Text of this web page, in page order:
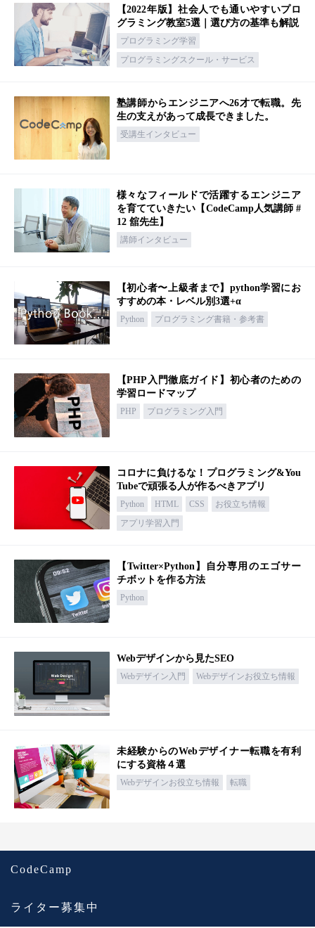
【2022年版】社会人でも通いやすいプロ
グラミング教室5選｜選び方の基準も解説
プログラミング学習
プログラミングスクール・サービス
塾講師からエンジニアへ26才で転職。先
生の支えがあって成長できました。
受講生インタビュー
様々なフィールドで活躍するエンジニア
を育てていきたい【CodeCamp人気講師 #
12 舘先生】
講師インタビュー
【初心者〜上級者まで】python学習にお
すすめの本・レベル別3選+α
Python プログラミング書籍・参考書
【PHP入門徹底ガイド】初心者のための
学習ロードマップ
PHP プログラミング入門
コロナに負けるな！プログラミング&You
Tubeで頑張る人が作るべきアプリ
Python HTML CSS
お役立ち情報
アプリ学習入門
【Twitter×Python】自分専用のエゴサー
チボットを作る方法
Python
Webデザインから見たSEO
Webデザイン入門 Webデザインお役立ち情報
未経験からのWebデザイナー転職を有利
にする資格４選
Webデザインお役立ち情報 転職
CodeCamp
ライター募集中